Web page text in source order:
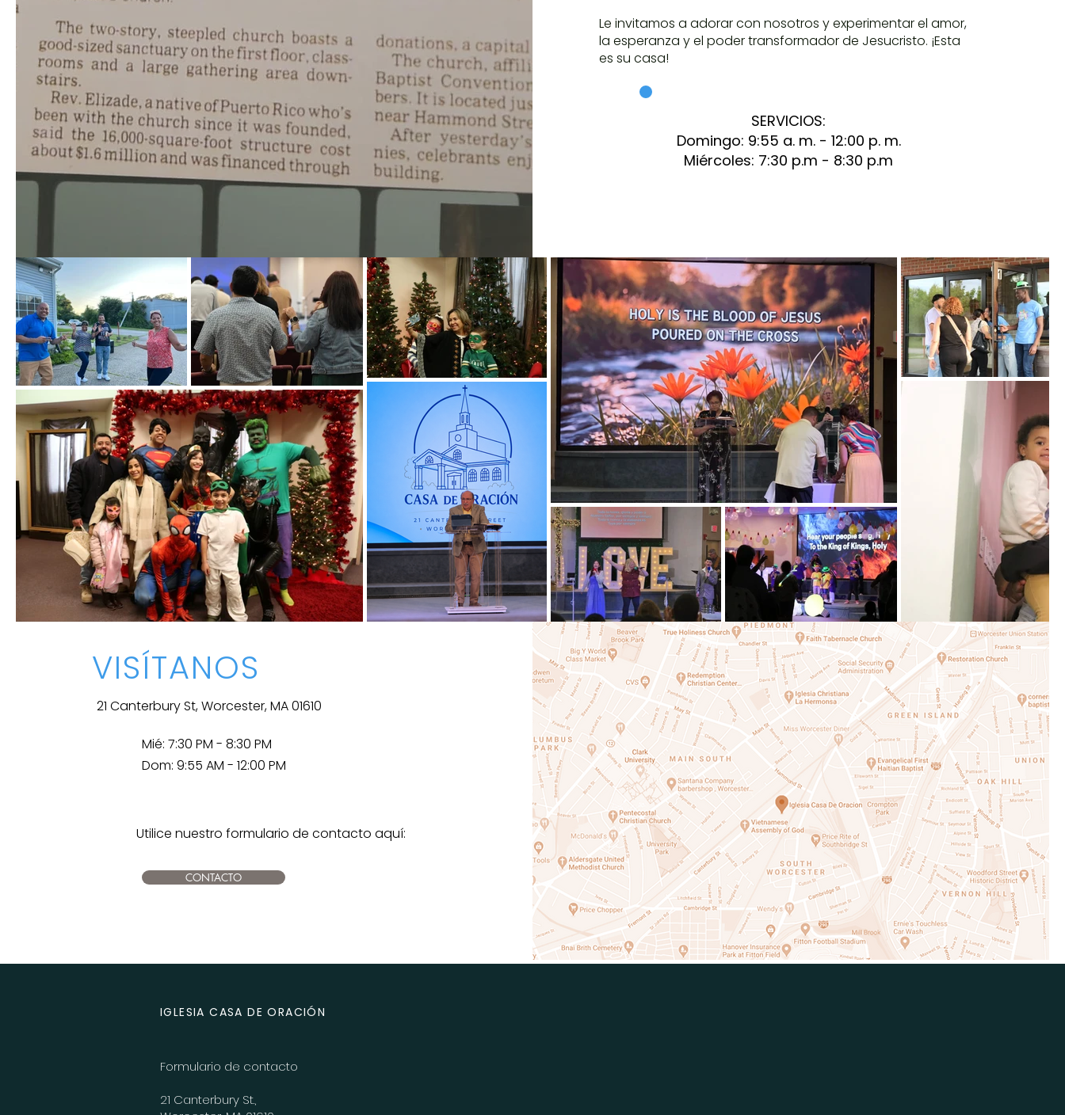
Le invitamos a adorar con nosotros y experimentar el amor,
la esperanza y el poder transformador de Jesucristo. ¡Esta
es su casa!
SERVICIOS:
Domingo: 9:55 a. m. - 12:00 p. m.
Miércoles: 7:30 p.m - 8:30 p.m
VISÍTANOS
21 Canterbury St, Worcester, MA 01610
Mié: 7:30 PM - 8:30 PM
Dom: 9:55 AM - 12:00 PM
Utilice nuestro formulario de contacto aquí:
CONTACTO
IGLESIA CASA DE ORACIÓN
Formulario de contacto
21 Canterbury St.,